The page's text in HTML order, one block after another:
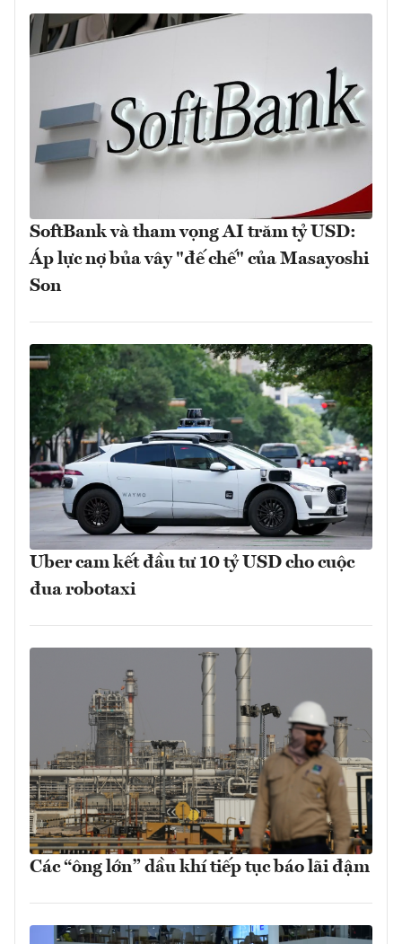
SoftBank và tham vọng AI trăm tỷ USD:
Áp lực nợ bủa vây "đế chế" của Masayoshi
Son
Uber cam kết đầu tư 10 tỷ USD cho cuộc
đua robotaxi
Các “ông lớn” dầu khí tiếp tục báo lãi đậm